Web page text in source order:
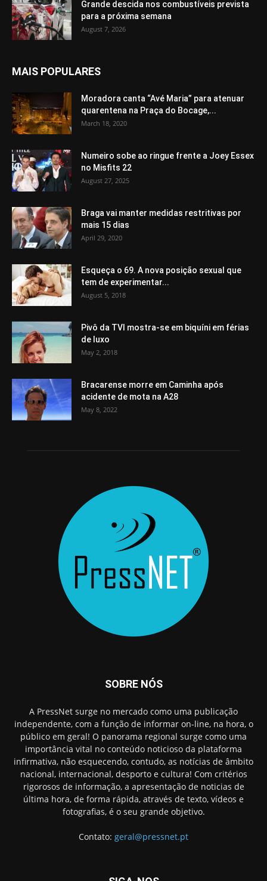
Grande descida nos combustíveis prevista
para a próxima semana
August 7, 2026
MAIS POPULARES
Moradora canta “Avé Maria” para atenuar
quarentena na Praça do Bocage,...
March 18, 2020
Numeiro sobe ao ringue frente a Joey Essex
no Misfits 22
August 27, 2025
Braga vai manter medidas restritivas por
mais 15 dias
April 29, 2020
Esqueça o 69. A nova posição sexual que
tem de experimentar...
August 5, 2018
Pivô da TVI mostra-se em biquíni em férias
de luxo
May 2, 2018
Bracarense morre em Caminha após
acidente de mota na A28
May 8, 2022
SOBRE NÓS
A PressNet surge no mercado como uma publicação
independente, com a função de informar on-line, na hora, o
público em geral! O panorama regional surge como uma
importância vital no conteúdo noticioso da plataforma
infirmativa, não esquecendo, contudo, as notícias de âmbito
nacional, internacional, desporto e cultura! Com critérios
rigorosos de informação, a apresentação de noticias de
última hora, de forma rápida, através de texto, vídeos e
fotografias, é o seu grande objetivo.
Contato: geral@pressnet.pt